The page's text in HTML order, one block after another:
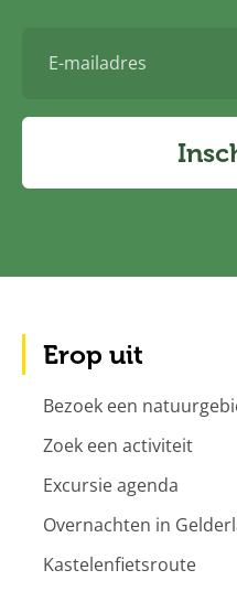
mailadres
Erop uit
Bezoek een
Zoek een activiteit
Excursie agenda
Overnachten in
Kastelenfietsroute